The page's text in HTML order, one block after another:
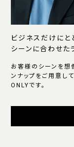
ビジネスだけにと
シーンに合わせた
お客様のシーンを想
ンナップをご用意し
ONLYです。